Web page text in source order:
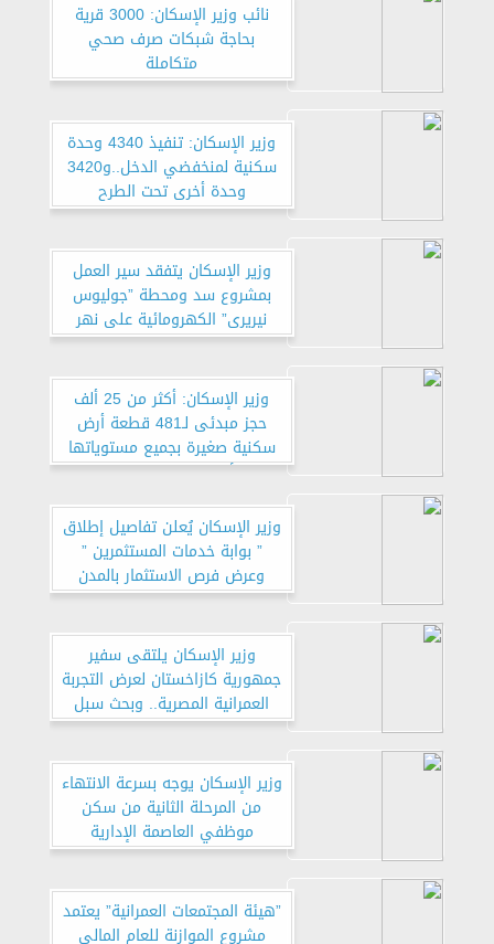
نائب وزير الإسكان: 3000 قرية
بحاجة شبكات صرف صحي
متكاملة
وزير الإسكان: تنفيذ 4340 وحدة
سكنية لمنخفضي الدخل..و3420
وحدة أخرى تحت الطرح
وزير الإسكان يتفقد سير العمل
بمشروع سد ومحطة ”جوليوس
نيريرى” الكهرومائية على نهر
روفيجى بتنزانيا
وزير الإسكان: أكثر من 25 ألف
حجز مبدئى لـ481 قطعة أرض
سكنية صغيرة بجميع مستوياتها
للأفراد ”برنامج مَسكن”
وزير الإسكان يُعلن تفاصيل إطلاق
” بوابة خدمات المستثمرين ”
وعرض فرص الاستثمار بالمدن
الجديدة
وزير الإسكان يلتقى سفير
جمهورية كازاخستان لعرض التجربة
العمرانية المصرية.. وبحث سبل
تعزيز التعاون بين البلدين
وزير الإسكان يوجه بسرعة الانتهاء
من المرحلة الثانية من سكن
موظفي العاصمة الإدارية
الجديدة..ورئيس جهاز مدينة بدر
”هيئة المجتمعات العمرانية” يعتمد
مشروع الموازنة للعام المالى